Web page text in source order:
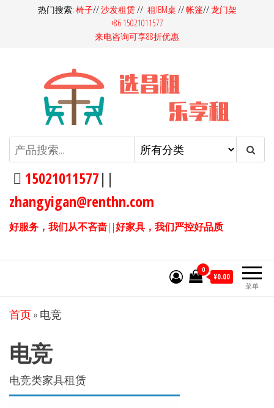
热门搜索: 椅子//沙发租赁// 租IBM桌 //帐篷//龙门架
+86 15021011577
来电咨询可享88折优惠
昌租会务家具租赁-桌椅租赁-高档
沙发租赁-吧桌吧椅租赁-展览展会
家具租赁
昌租会务一站式家具租赁平
台，多快好省选昌租会务！同
15021011577||
zhangyigan@renthn.com
好服务，我们从不吝啬||好家具，我们严控好品质
菜单
0
¥0.00
首页» 电竞
电竞
电竞类家具租赁